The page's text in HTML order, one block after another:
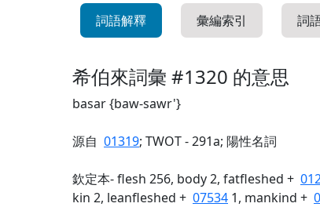
詞語解釋 彙編索引 詞
希伯來詞彙 #1320 的意思
basar {baw-sawr'}
源自 01319; TWOT - 291a; 陽性名詞
欽定本- flesh 256, body 2, fatfleshed +
kin 2, leanfleshed + 07534 1, mankind +